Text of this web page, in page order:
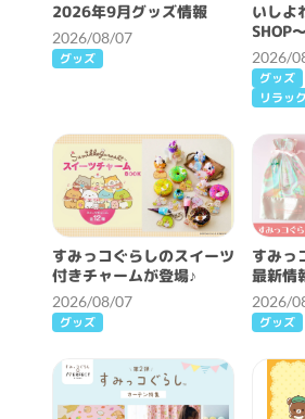
2026年9月グッズ情報
2026/08/07
グッズ
いしよ
SHOP
～開催
2026/
グッズ
リラッ
すみっコぐらしのスイーツ
付きチャームが登場♪
2026/08/07
グッズ
すみっ
最新情
2026/
グッズ